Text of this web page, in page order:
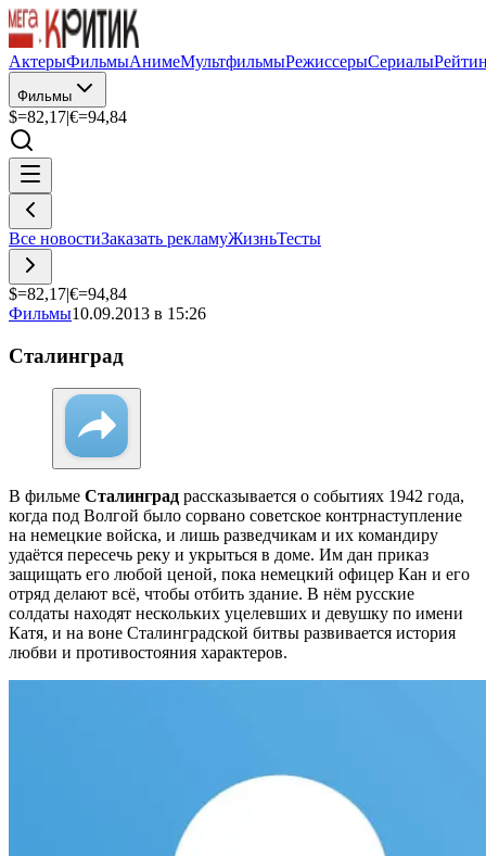
АктерыФильмыАнимеМультфильмыРежиссерыСериалы
Фильмы
$=82,17|€=94,84
Все новостиЗаказать рекламуЖизньТесты
$=82,17|€=94,84
Фильмы10.09.2013 в 15:26
Сталинград
В фильме Сталинград рассказывается о событиях 1942 года,
когда под Волгой было сорвано советское контрнаступление
на немецкие войска, и лишь разведчикам и их командиру
удаётся пересечь реку и укрыться в доме. Им дан приказ
защищать его любой ценой, пока немецкий офицер Кан и его
отряд делают всё, чтобы отбить здание. В нём русские
солдаты находят нескольких уцелевших и девушку по имени
Катя, и на воне Сталинградской битвы развивается история
любви и противостояния характеров.